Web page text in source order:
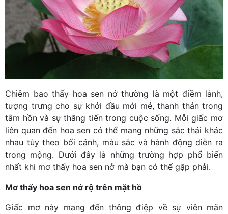
Chiêm bao thấy hoa sen nở thường là một điềm lành,
tượng trưng cho sự khởi đầu mới mẻ, thanh thản trong
tâm hồn và sự thăng tiến trong cuộc sống. Mỗi giấc mơ
liên quan đến hoa sen có thể mang những sắc thái khác
nhau tùy theo bối cảnh, màu sắc và hành động diễn ra
trong mộng. Dưới đây là những trường hợp phổ biến
nhất khi mơ thấy hoa sen nở mà bạn có thể gặp phải.
Mơ thấy hoa sen nở rộ trên mặt hồ
Giấc mơ này mang đến thông điệp về sự viên mãn